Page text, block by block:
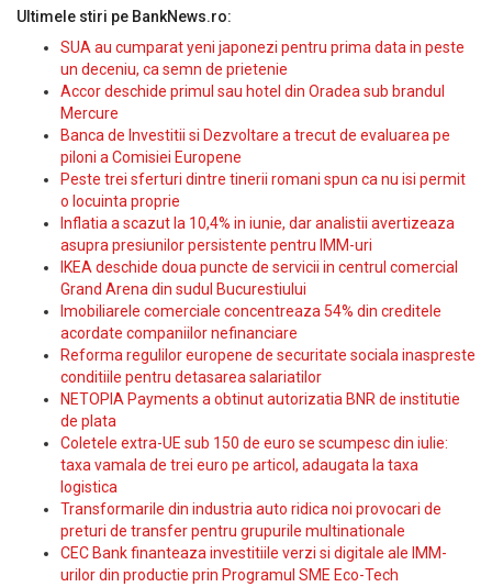
Ultimele stiri pe BankNews.ro:
SUA au cumparat yeni japonezi pentru prima data in peste
un deceniu, ca semn de prietenie
Accor deschide primul sau hotel din Oradea sub brandul
Mercure
Banca de Investitii si Dezvoltare a trecut de evaluarea pe
piloni a Comisiei Europene
Peste trei sferturi dintre tinerii romani spun ca nu isi permit
o locuinta proprie
Inflatia a scazut la 10,4% in iunie, dar analistii avertizeaza
asupra presiunilor persistente pentru IMM-uri
IKEA deschide doua puncte de servicii in centrul comercial
Grand Arena din sudul Bucurestiului
Imobiliarele comerciale concentreaza 54% din creditele
acordate companiilor nefinanciare
Reforma regulilor europene de securitate sociala inaspreste
conditiile pentru detasarea salariatilor
NETOPIA Payments a obtinut autorizatia BNR de institutie
de plata
Coletele extra-UE sub 150 de euro se scumpesc din iulie:
taxa vamala de trei euro pe articol, adaugata la taxa
logistica
Transformarile din industria auto ridica noi provocari de
preturi de transfer pentru grupurile multinationale
CEC Bank finanteaza investitiile verzi si digitale ale IMM-
urilor din productie prin Programul SME Eco-Tech